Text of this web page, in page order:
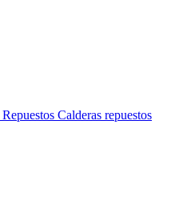
Repuestos Calderas repuestos